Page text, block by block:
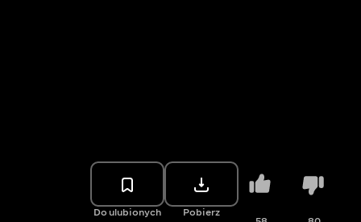
Do ulubionych Pobierz